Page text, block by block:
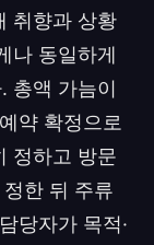
취향과 상황
나 동일하게
총액 가늠이
약 확정으로
정하고 방문
한 뒤 주류
당자가 목적·